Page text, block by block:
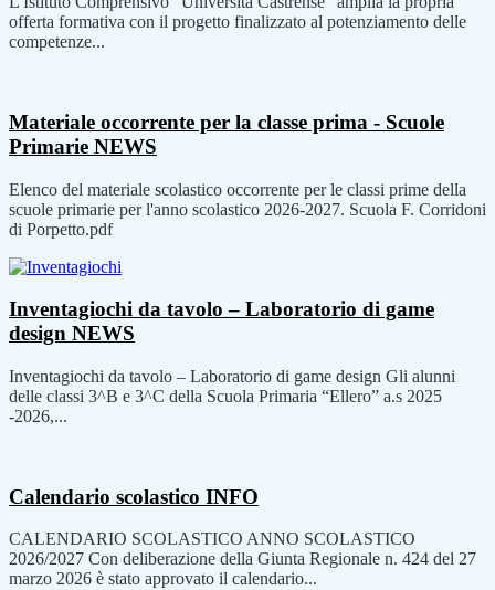
offerta formativa con il progetto finalizzato al potenziamento delle
competenze...
Materiale occorrente per la classe prima - Scuole
Primarie NEWS
Elenco del materiale scolastico occorrente per le classi prime della
scuole primarie per l'anno scolastico 2026-2027. Scuola F. Corridoni
di Porpetto.pdf
Inventagiochi da tavolo – Laboratorio di game
design NEWS
Inventagiochi da tavolo – Laboratorio di game design Gli alunni
delle classi 3^B e 3^C della Scuola Primaria “Ellero” a.s 2025
-2026,...
Calendario scolastico INFO
CALENDARIO SCOLASTICO ANNO SCOLASTICO
2026/2027 Con deliberazione della Giunta Regionale n. 424 del 27
marzo 2026 è stato approvato il calendario...